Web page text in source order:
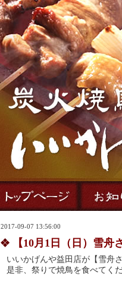
2017-09-07 13:56:00
【10月1日（日）雪舟
いいかげんや益田店が【雪舟
是非、祭りで焼鳥を食べてくだ